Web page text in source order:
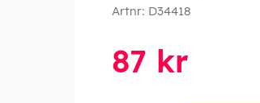
Artnr: D34418
87 kr